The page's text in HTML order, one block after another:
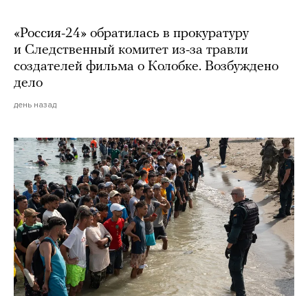
«Россия-24» обратилась в прокуратуру
и Следственный комитет из-за травли
создателей фильма о Колобке. Возбуждено
дело
день назад